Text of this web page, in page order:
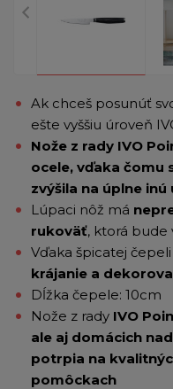
Ak chceš posunúť
ešte vyššiu úroveň
Nože z rady IVO
ocele, vďaka čomu
zvýšila na úplne inú
Lúpaci nôž má
rukoväť, ktorá bude
Vďaka špicatej
krájanie a
Dĺžka čepele: 10cm
Nože z rady IVO
ale aj domácich
potrpia na
pomôckach